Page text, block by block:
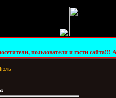
и гости сайта!!!